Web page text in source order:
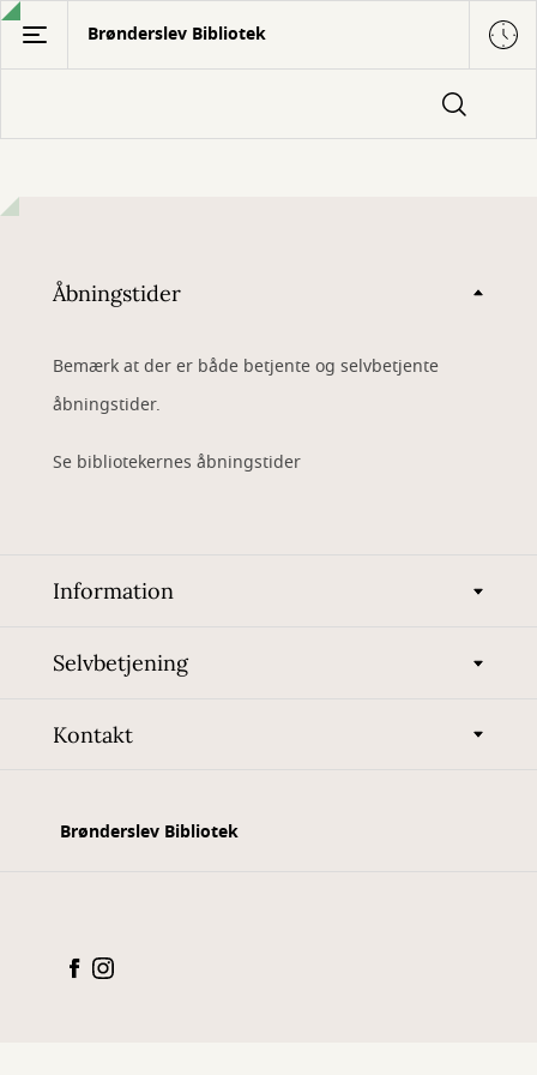
Gå
hovedindhold
Brønderslev Bibliotek
Åbningstider
Bemærk at der er både betjente og selvbetjente
åbningstider.
Se bibliotekernes åbningstider
Information
Selvbetjening
Kontakt
Brønderslev Bibliotek